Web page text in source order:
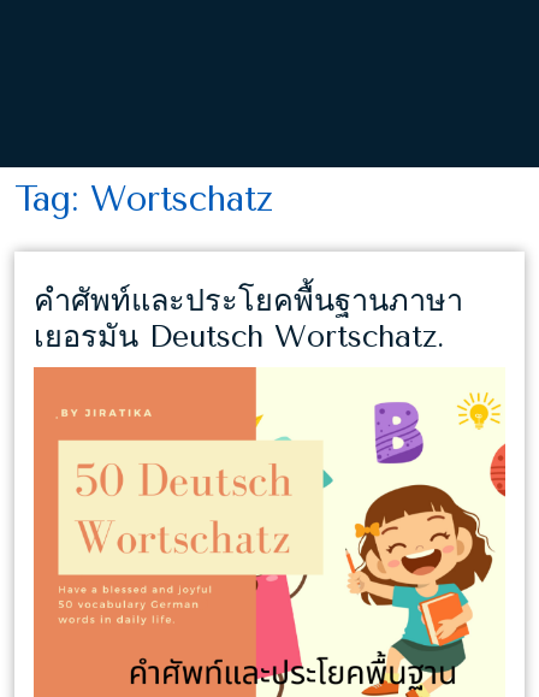
Tag: Wortschatz
คำศัพท์และประโยคพื้นฐานภาษา
เยอรมัน Deutsch Wortschatz.
ศัพท์
และ
ประโ
ฐาน
ภาษา
เยอรมั